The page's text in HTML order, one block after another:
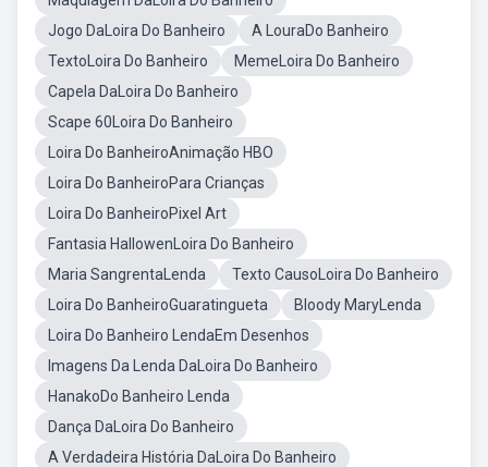
Jogo DaLoira Do Banheiro
A LouraDo Banheiro
TextoLoira Do Banheiro
MemeLoira Do Banheiro
Capela DaLoira Do Banheiro
Scape 60Loira Do Banheiro
Loira Do BanheiroAnimação HBO
Loira Do BanheiroPara Crianças
Loira Do BanheiroPixel Art
Fantasia HallowenLoira Do Banheiro
Maria SangrentaLenda
Texto CausoLoira Do Banheiro
Loira Do BanheiroGuaratingueta
Bloody MaryLenda
Loira Do Banheiro LendaEm Desenhos
Imagens Da Lenda DaLoira Do Banheiro
HanakoDo Banheiro Lenda
Dança DaLoira Do Banheiro
A Verdadeira História DaLoira Do Banheiro